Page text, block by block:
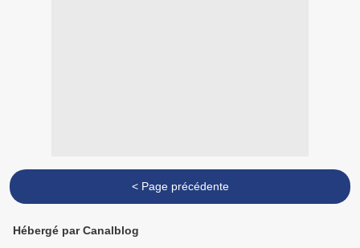
< Page précédente
Hébergé par Canalblog